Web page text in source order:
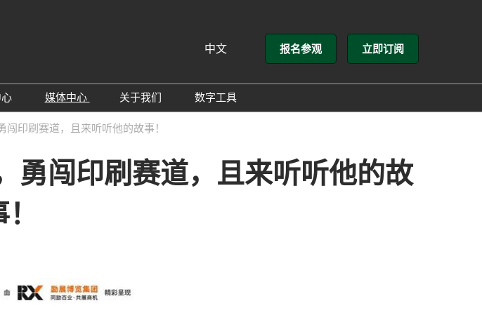
中文
English
报名参观 立即订阅
坛
众预登记
名单
预览
增值服务
媒体中心
展会新闻
下载中心
关于我们
主办方介绍
同期展会
数字工具
印刷赛道，且来听听他的故事！
闯印刷赛道，且来听听他的故